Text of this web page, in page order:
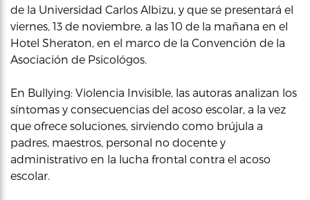
de la Universidad Carlos Albizu, y que se presentará el
viernes, 13 de noviembre, a las 10 de la mañana en el
Hotel Sheraton, en el marco de la Convención de la
Asociación de Psicológos.
En Bullying: Violencia Invisible, las autoras analizan los
síntomas y consecuencias del acoso escolar, a la vez
que ofrece soluciones, sirviendo como brújula a
padres, maestros, personal no docente y
administrativo en la lucha frontal contra el acoso
escolar.